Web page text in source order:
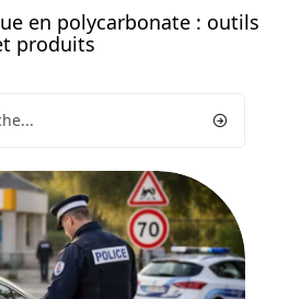
en polycarbonate : outils
produits